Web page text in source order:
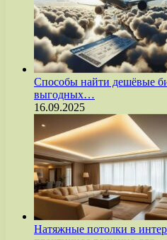
Способы найти дешёвые
выгодных…
16.09.2025
Натяжные потолки в